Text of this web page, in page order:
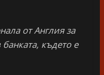
от Англия за
където е